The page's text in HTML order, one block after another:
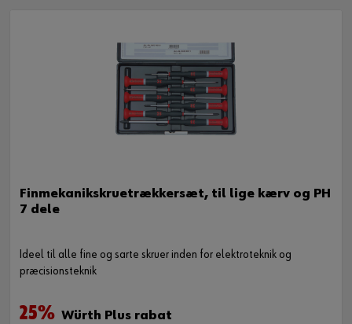
Finmekanikskruetrækkersæt, til lige kærv og PH
7 dele
Ideel til alle fine og sarte skruer inden for elektroteknik og
præcisionsteknik
25% Würth Plus rabat